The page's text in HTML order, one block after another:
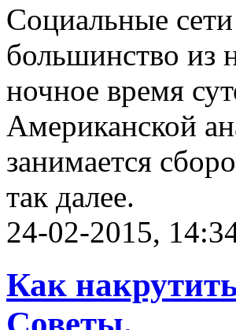
Социальные
большинство из
ночное время
Американской
занимается
так далее.
24-02-2015,
Как